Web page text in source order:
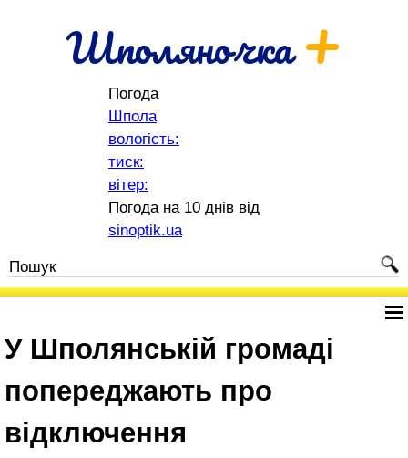
Шполяночка+
Погода
Шпола
вологість:
тиск:
вітер:
Погода на 10 днів від
sinoptik.ua
У Шполянській громаді
попереджають про
відключення